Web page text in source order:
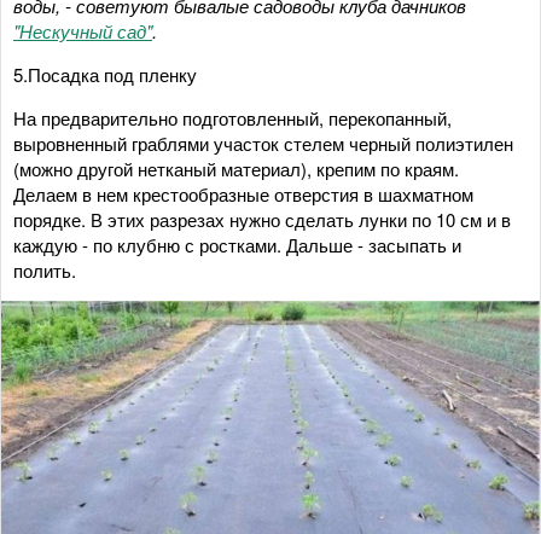
воды, - советуют бывалые садоводы клуба дачников
"Нескучный сад".
5.Посадка под пленку
На предварительно подготовленный, перекопанный,
выровненный граблями участок стелем черный полиэтилен
(можно другой нетканый материал), крепим по краям.
Делаем в нем крестообразные отверстия в шахматном
порядке. В этих разрезах нужно сделать лунки по 10 см и в
каждую - по клубню с ростками. Дальше - засыпать и
полить.